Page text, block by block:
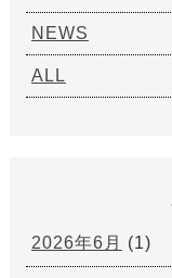
NEWS
ALL
2026年6月 (1)